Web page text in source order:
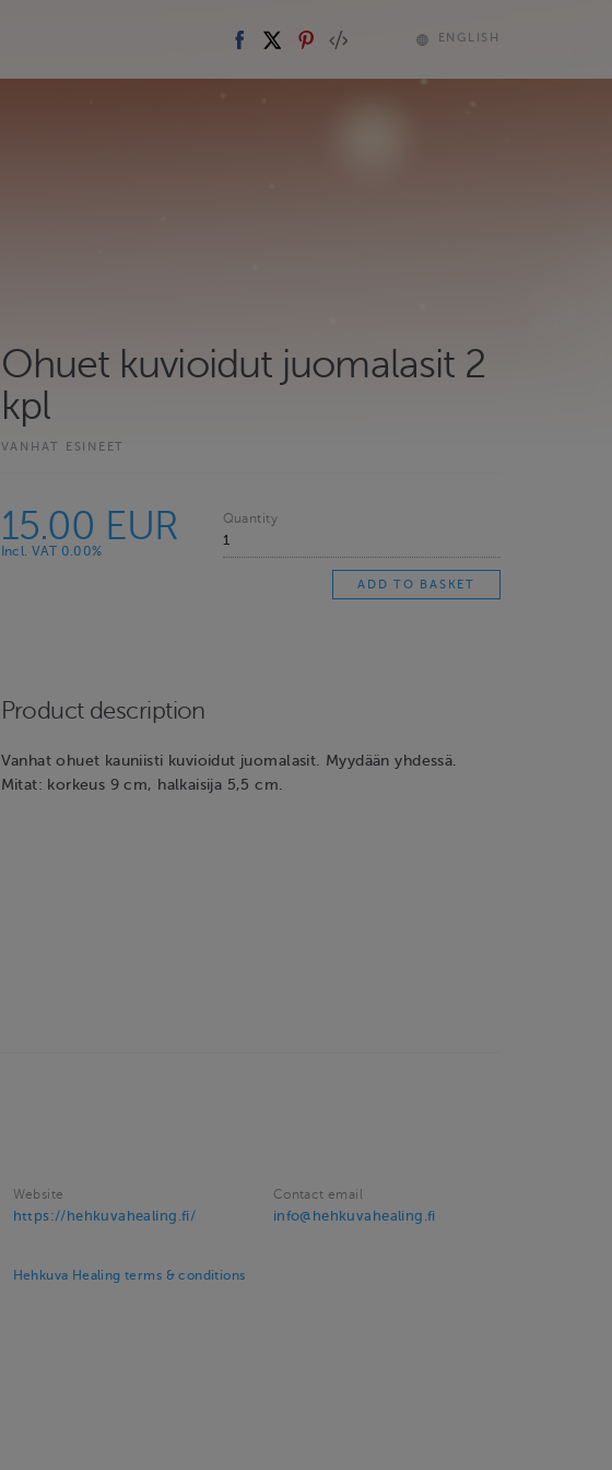
ENGLISH
Ohuet kuvioidut juomalasit 2
kpl
VANHAT ESINEET
15.00 EUR
Incl. VAT 0.00%
Quantity
Product description
Vanhat ohuet kauniisti kuvioidut juomalasit. Myydään yhdessä.
Mitat: korkeus 9 cm, halkaisija 5,5 cm.
Website
https://hehkuvahealing.fi/
Contact email
info@hehkuvahealing.fi
Hehkuva Healing terms & conditions